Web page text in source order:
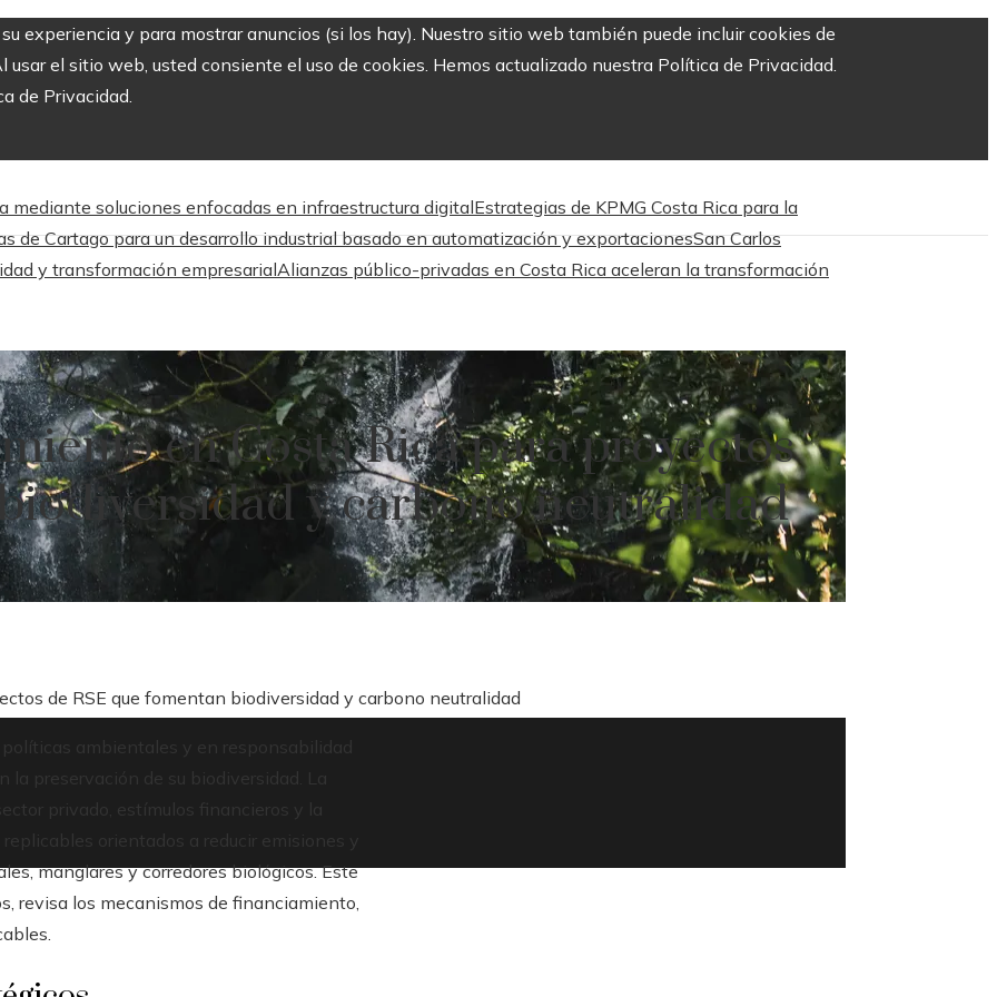
experiencia y para mostrar anuncios (si los hay). Nuestro sitio web también puede incluir cookies de
el sitio web, usted consiente el uso de cookies. Hemos actualizado nuestra Política de Privacidad.
de Privacidad.
soluciones enfocadas en infraestructura digitalEstrategias de KPMG Costa Rica para la
de Cartago para un desarrollo industrial basado en automatización y exportacionesSan Carlos
y transformación empresarialAlianzas público-privadas en Costa Rica aceleran la transformación
en Costa Rica para proyectos
y carbono neutralidad
de RSE que fomentan biodiversidad y carbono neutralidad
ambientales y en responsabilidad
preservación de su biodiversidad. La
privado, estímulos financieros y la
orientados a reducir emisiones y
manglares y corredores biológicos. Este
revisa los mecanismos de financiamiento,